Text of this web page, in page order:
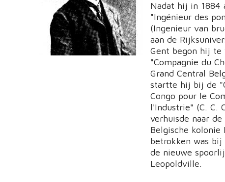
Nadat hij in 1884
"Ingénieur des
(Ingenieur van
aan de
Gent begon hij te
"Compagnie du
Grand Central
startte hij bij de
Congo pour le
l'Industrie" (C. C.
verhuisde naar
Belgische kolonie
betrokken was
de nieuwe
Leopoldville.